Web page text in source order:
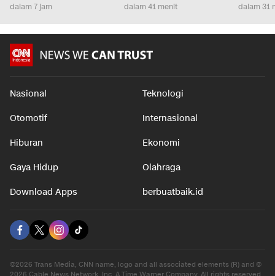
dalam 7 jam dalam 41 menit dalam 31
Nasional Teknologi
Otomotif Internasional
Hiburan Ekonomi
Gaya Hidup Olahraga
Download Apps berbuatbaik.id
©2026 Trans Media, CNN name, logo and all associated elements (R) and ©